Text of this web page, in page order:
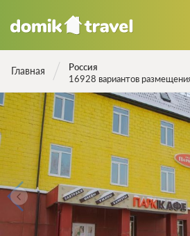
Главная
Россия
16928 вариантов